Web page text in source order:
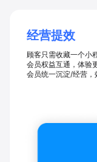
经营提效
顾客只需收藏一个小
会员权益互通，体验
会员统一沉淀/经营，